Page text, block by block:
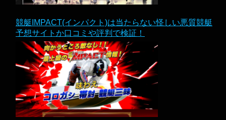
競艇IMPACT(インパクト)は当たらない怪しい悪質競艇
予想サイトか口コミや評判で検証！